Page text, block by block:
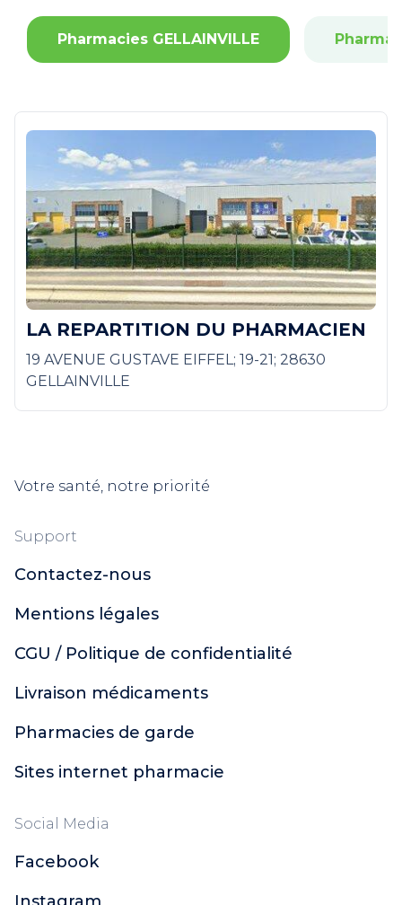
Pharmacies GELLAINVILLE
LA REPARTITION DU PHARMACIEN
19 AVENUE GUSTAVE EIFFEL; 19-21; 28630
GELLAINVILLE
Votre santé, notre priorité
Support
Contactez-nous
Mentions légales
CGU / Politique de confidentialité
Livraison médicaments
Pharmacies de garde
Sites internet pharmacie
Social Media
Facebook